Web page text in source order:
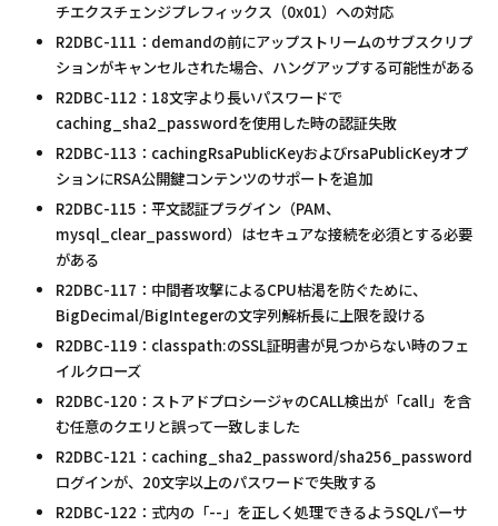
チエクスチェンジプレフィックス（0x01）への対応
R2DBC-111：demandの前にアップストリームのサブスクリプ
ションがキャンセルされた場合、ハングアップする可能性がある
R2DBC-112：18文字より長いパスワードで
caching_sha2_passwordを使用した時の認証失敗
R2DBC-113：cachingRsaPublicKeyおよびrsaPublicKeyオプ
ションにRSA公開鍵コンテンツのサポートを追加
R2DBC-115：平文認証プラグイン（PAM、
mysql_clear_password）はセキュアな接続を必須とする必要
がある
R2DBC-117：中間者攻撃によるCPU枯渇を防ぐために、
BigDecimal/BigIntegerの文字列解析長に上限を設ける
R2DBC-119：classpath:のSSL証明書が見つからない時のフェ
イルクローズ
R2DBC-120：ストアドプロシージャのCALL検出が「call」を含
む任意のクエリと誤って一致しました
R2DBC-121：caching_sha2_password/sha256_password
ログインが、20文字以上のパスワードで失敗する
R2DBC-122：式内の「--」を正しく処理できるようSQLパーサ